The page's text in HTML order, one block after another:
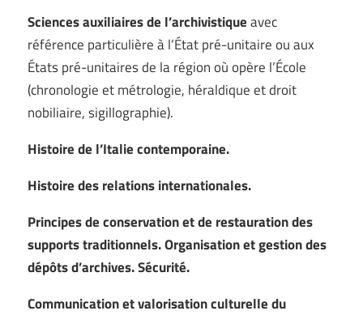
Sciences auxiliaires de l’archivistiqueavec
référence particulière à l’État pré-unitaire ou aux
États pré-unitaires de la région où opère l’École
(chronologie et métrologie, héraldique et droit
nobiliaire, sigillographie).
Histoire de l’Italie contemporaine.
Histoire des relations internationales.
Principes de conservation et de restauration des
supports traditionnels. Organisation et gestion des
dépôts d’archives. Sécurité.
Communication et valorisation culturelle du